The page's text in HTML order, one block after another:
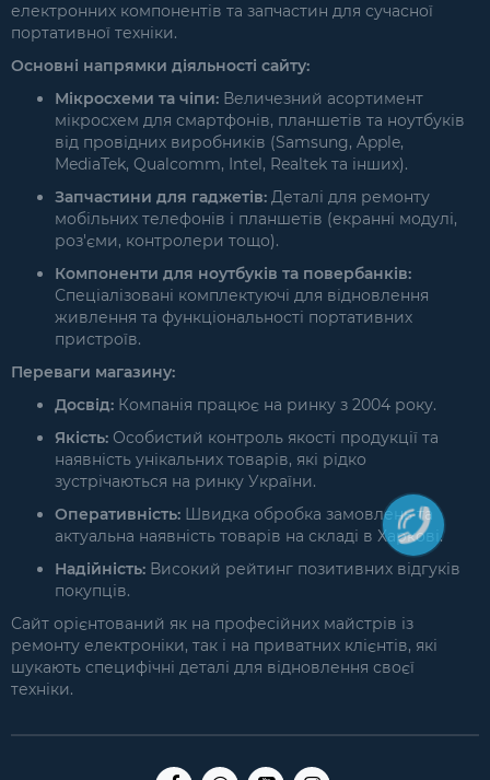
електронних компонентів та запчастин для сучасної
портативної техніки.
Основні напрямки діяльності сайту:
Мікросхеми та чіпи: Величезний асортимент
мікросхем для смартфонів, планшетів та ноутбуків
від провідних виробників (Samsung, Apple,
MediaTek, Qualcomm, Intel, Realtek та інших).
Запчастини для гаджетів: Деталі для ремонту
мобільних телефонів і планшетів (екранні модулі,
роз'єми, контролери тощо).
Компоненти для ноутбуків та повербанків:
Спеціалізовані комплектуючі для відновлення
живлення та функціональності портативних
пристроїв.
Переваги магазину:
Досвід: Компанія працює на ринку з 2004 року.
Якість: Особистий контроль якості продукції та
наявність унікальних товарів, які рідко
зустрічаються на ринку України.
Оперативність: Швидка обробка замовлень та
актуальна наявність товарів на складі в Харкові.
Надійність: Високий рейтинг позитивних відгуків
покупців.
Сайт орієнтований як на професійних майстрів із
ремонту електроніки, так і на приватних клієнтів, які
шукають специфічні деталі для відновлення своєї
техніки.